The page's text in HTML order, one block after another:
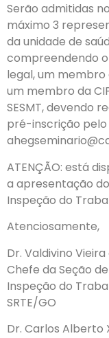
Serão admitidas no
máximo 3
da unidade de
compreendendo
legal, um membro
um membro da
SESMT, devendo
pré-inscrição
ATENÇÃO: está
a apresentação
Inspeção do
Atenciosamente,
Dr. Valdivino Vieira
Chefe da Seção de
Inspeção do
SRTE/GO
Dr. Carlos Alberto